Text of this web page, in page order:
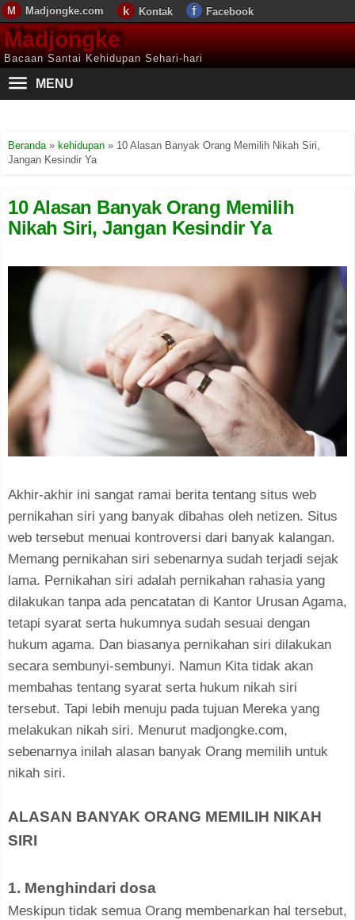
Madjongke.com Kontak Facebook
Madjongke
Bacaan Santai Kehidupan Sehari-hari
MENU
Beranda» kehidupan » 10 Alasan Banyak Orang Memilih Nikah Siri,
Jangan Kesindir Ya
10 Alasan Banyak Orang Memilih
Nikah Siri, Jangan Kesindir Ya
Akhir-akhir ini sangat ramai berita tentang situs web
pernikahan siri yang banyak dibahas oleh netizen. Situs
web tersebut menuai kontroversi dari banyak kalangan.
Memang pernikahan siri sebenarnya sudah terjadi sejak
lama. Pernikahan siri adalah pernikahan rahasia yang
dilakukan tanpa ada pencatatan di Kantor Urusan Agama,
tetapi syarat serta hukumnya sudah sesuai dengan
hukum agama. Dan biasanya pernikahan siri dilakukan
secara sembunyi-sembunyi. Namun Kita tidak akan
membahas tentang syarat serta hukum nikah siri
tersebut. Tapi lebih menuju pada tujuan Mereka yang
melakukan nikah siri. Menurut madjongke.com,
sebenarnya inilah alasan banyak Orang memilih untuk
nikah siri.
ALASAN BANYAK ORANG MEMILIH NIKAH
SIRI
1. Menghindari dosa
Meskipun tidak semua Orang membenarkan hal tersebut,